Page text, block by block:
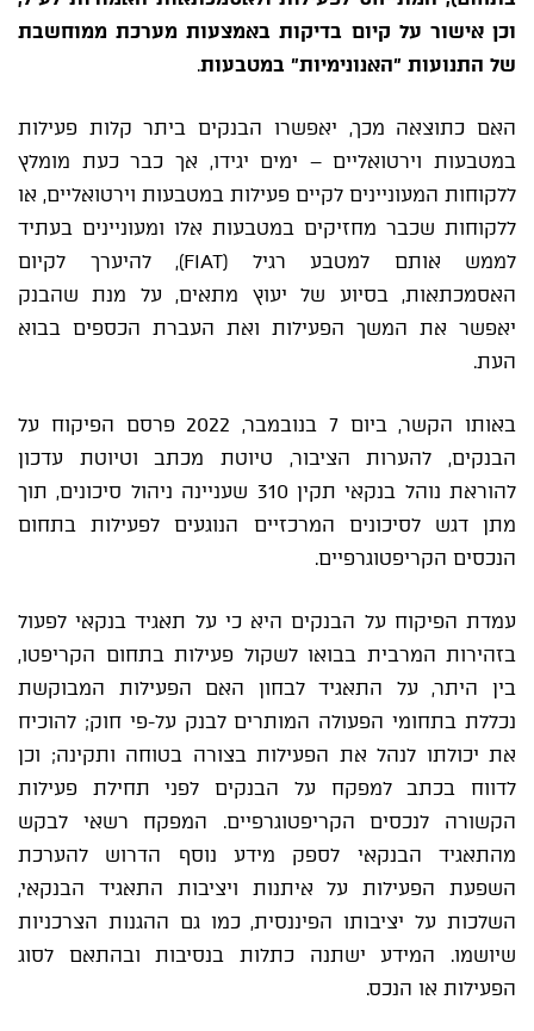
וכן אישור על קיום בדיקות באמצעות מערכת ממוחשבת
של התנועות "האנונימיות" במטבעות.
האם כתוצאה מכך, יאפשרו הבנקים ביתר קלות פעילות
במטבעות וירטואליים – ימים יגידו, אך כבר כעת מומלץ
ללקוחות המעוניינים לקיים פעילות במטבעות וירטואליים, או
ללקוחות שכבר מחזיקים במטבעות אלו ומעוניינים בעתיד
לממש אותם למטבע רגיל (FIAT), להיערך לקיום
האסמכתאות, בסיוע של יעוץ מתאים, על מנת שהבנק
יאפשר את המשך הפעילות ואת העברת הכספים בבוא
העת.
באותו הקשר, ביום 7 בנובמבר, 2022 פרסם הפיקוח על
הבנקים, להערות הציבור, טיוטת מכתב וטיוטת עדכון
להוראת נוהל בנקאי תקין 310
שעניינה ניהול סיכונים, תוך
מתן דגש לסיכונים המרכזיים הנוגעים לפעילות בתחום
הנכסים הקריפטוגרפיים.
עמדת הפיקוח על הבנקים היא כי על תאגיד בנקאי לפעול
בזהירות המרבית בבואו לשקול פעילות בתחום הקריפטו,
בין היתר, על התאגיד לבחון האם הפעילות המבוקשת
נכללת בתחומי הפעולה המותרים לבנק על-פי חוק; להוכיח
את יכולתו לנהל את הפעילות בצורה בטוחה ותקינה; וכן
לדווח בכתב למפקח על הבנקים לפני תחילת פעילות
הקשורה לנכסים הקריפטוגרפיים. המפקח רשאי לבקש
מהתאגיד הבנקאי לספק מידע נוסף הדרוש להערכת
השפעת הפעילות על איתנות ויציבות התאגיד הבנקאי,
השלכות על יציבותו הפיננסית, כמו גם ההגנות הצרכניות
שיושמו. המידע ישתנה כתלות בנסיבות ובהתאם לסוג
הפעילות או הנכס.